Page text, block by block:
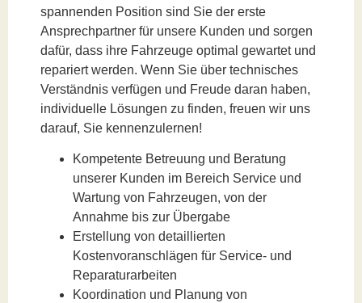
spannenden Position sind Sie der erste
Ansprechpartner für unsere Kunden und sorgen
dafür, dass ihre Fahrzeuge optimal gewartet und
repariert werden. Wenn Sie über technisches
Verständnis verfügen und Freude daran haben,
individuelle Lösungen zu finden, freuen wir uns
darauf, Sie kennenzulernen!
Kompetente Betreuung und Beratung
unserer Kunden im Bereich Service und
Wartung von Fahrzeugen, von der
Annahme bis zur Übergabe
Erstellung von detaillierten
Kostenvoranschlägen für Service- und
Reparaturarbeiten
Koordination und Planung von